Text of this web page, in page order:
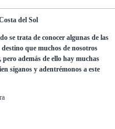
del Sol
se trata de conocer algunas de las
que muchos de nosotros
además de ello hay muchas
síganos y adentrémonos a este